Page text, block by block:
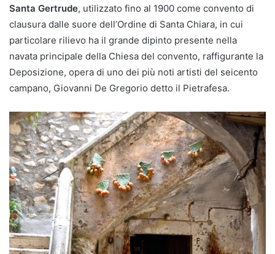
Santa Gertrude, utilizzato fino al 1900 come convento di
clausura dalle suore dell’Ordine di Santa Chiara, in cui
particolare rilievo ha il grande dipinto presente nella
navata principale della Chiesa del convento, raffigurante la
Deposizione, opera di uno dei più noti artisti del seicento
campano, Giovanni De Gregorio detto il Pietrafesa.